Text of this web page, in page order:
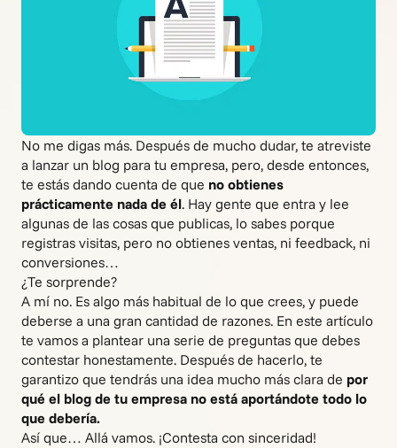
No me digas más. Después de mucho dudar, te atreviste
a lanzar un blog para tu empresa, pero, desde entonces,
te estás dando cuenta de que no obtienes
prácticamente nada de él. Hay gente que entra y lee
algunas de las cosas que publicas, lo sabes porque
registras visitas, pero no obtienes ventas, ni feedback, ni
conversiones…
¿Te sorprende?
A mí no. Es algo más habitual de lo que crees, y puede
deberse a una gran cantidad de razones. En este artículo
te vamos a plantear una serie de preguntas que debes
contestar honestamente. Después de hacerlo, te
garantizo que tendrás una idea mucho más clara de por
qué el blog de tu empresa no está aportándote todo lo
que debería.
Así que… Allá vamos. ¡Contesta con sinceridad!